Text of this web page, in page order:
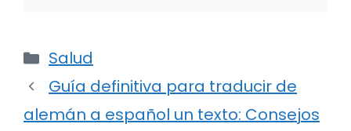
Categorías
Salud
Guía definitiva para traducir de
alemán a español un texto: Consejos